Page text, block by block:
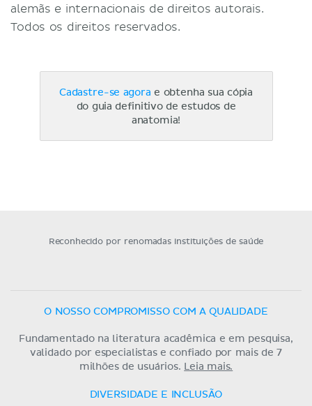
alemãs e internacionais de direitos autorais.
Todos os direitos reservados.
Cadastre-se agora e obtenha sua cópia
do guia definitivo de estudos de
anatomia!
Reconhecido por renomadas instituições de saúde
O NOSSO COMPROMISSO COM A QUALIDADE
Fundamentado na literatura acadêmica e em pesquisa,
validado por especialistas e confiado por mais de 7
milhões de usuários.
Leia mais.
DIVERSIDADE E INCLUSÃO